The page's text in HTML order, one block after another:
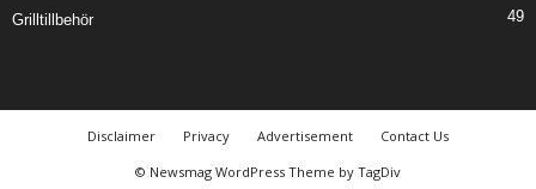
Grilltillbehör 49
Disclaimer Privacy Advertisement
Contact Us
© Newsmag WordPress Theme by TagDiv